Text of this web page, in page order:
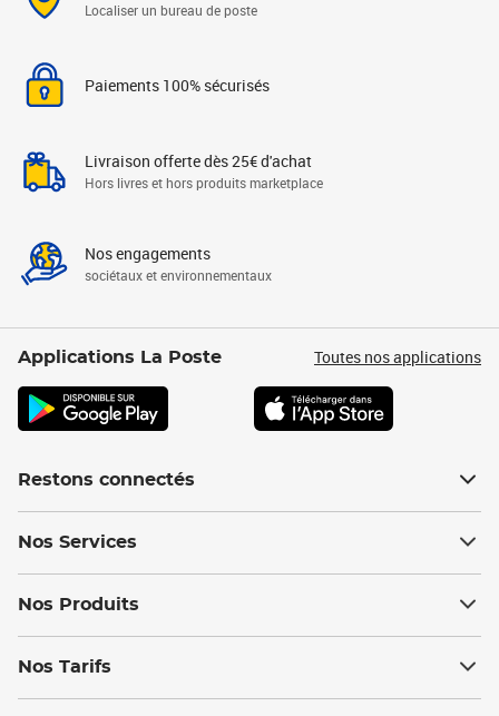
Localiser un bureau de poste
Paiements 100% sécurisés
Livraison offerte dès 25€ d'achat
Hors livres et hors produits marketplace
Nos engagements
sociétaux et environnementaux
Applications La Poste Toutes nos applications
Restons connectés
Nos Services
Nos Produits
Nos Tarifs